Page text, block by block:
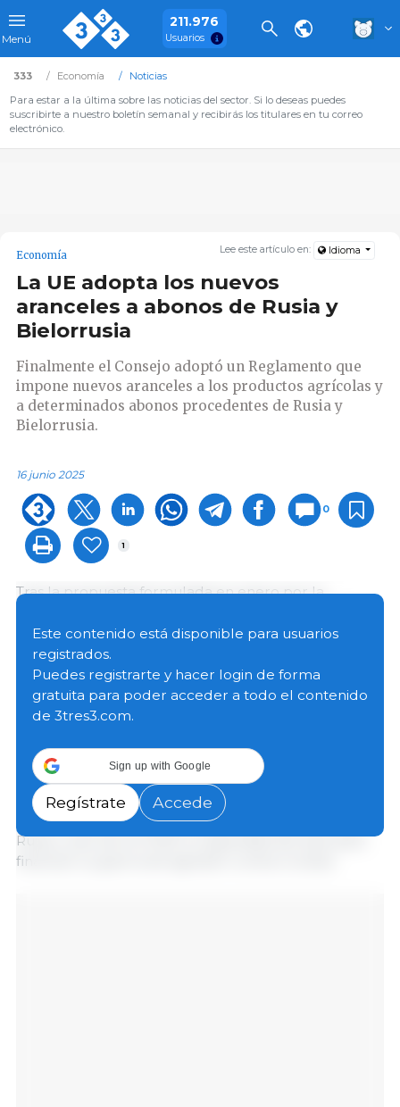
Menú
211.976
Usuarios
333 Economía
Noticias
Para estar a la última sobre las noticias del sector. Si lo deseas puedes
suscribirte a nuestro boletín semanal y recibirás los titulares en tu correo
electrónico.
Lee este artículo en: Idioma
Economía
La UE adopta los nuevos
aranceles a abonos de Rusia y
Bielorrusia
Finalmente el Consejo adoptó un Reglamento que
impone nuevos aranceles a los productos agrícolas y
a determinados abonos procedentes de Rusia y
Bielorrusia.
16 junio 2025
0
1
Tras la propuesta formulada en enero por la
Europeo el pasado mes de mayo, finalmente el
Consejo adoptó un Reglamento que impone nuevos
aranceles a los productos agrícolas y a
determinados abonos procedentes de Rusia y
Bielorrusia que aún no estaban sujetos a derechos
El objetivo es reducir la dependencia de la UE de
esas importaciones, así como reducir los ingresos
procedentes de las exportaciones procedentes de
Rusia, y que así se limite la capacidad del país para
financiar su guerra de agresión contra Ucrania.
Este contenido está disponible para usuarios
registrados.
Puedes registrarte y hacer login de forma
gratuita para poder acceder a todo el contenido
de 3tres3.com.
Sign up with Google
Regístrate Accede